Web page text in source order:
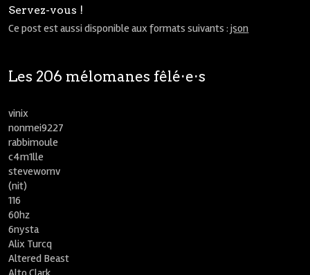
Servez-vous !
Ce post est aussi disponible aux formats suivants :json
Les 206 mélomanes fêlé⋅e⋅s
vinix
nonmei9227
rabbimoule
c4m1lle
stevewornv
(nit)
116
60hz
6nysta
Alix Turcq
Altered Beast